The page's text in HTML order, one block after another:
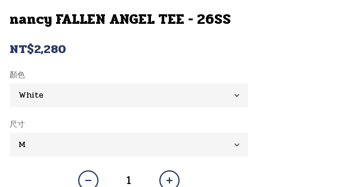
nancy FALLEN ANGEL TEE - 26SS
NT$2,280
顏色
尺寸